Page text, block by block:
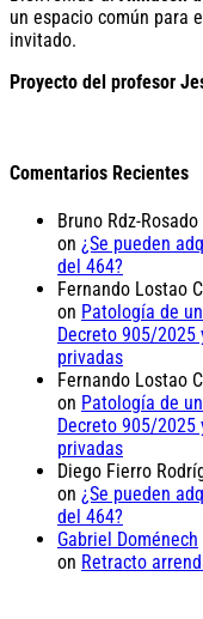
un espacio común para
invitado.
Proyecto del profesor
Comentarios Recientes
Bruno Rdz-Rosado
on ¿Se pueden
del 464?
Fernando Lostao
on Patología de
Decreto 905/
privadas
Fernando Lostao
on Patología de
Decreto 905/
privadas
Diego Fierro
on ¿Se pueden
del 464?
Gabriel Doménech
on Retracto